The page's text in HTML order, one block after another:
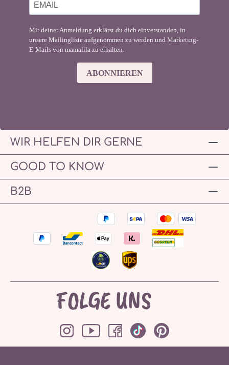
Mit deiner Anmeldung erklärst du dich einverstanden, in
unsere Mailingliste aufgenommen zu werden und Marketing-
E-Mails von mamalila zu erhalten.
ABONNIEREN
WIR HELFEN DIR GERNE
GOOD TO KNOW
B2B
FOLGE UNS